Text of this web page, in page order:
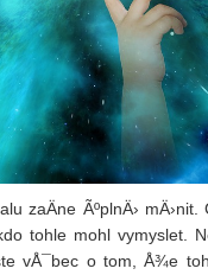
zaÄne ÃºplnÄ› mÄ›nit.
tohle mohl vymyslet.
vÅ¯bec o tom, Å¾e